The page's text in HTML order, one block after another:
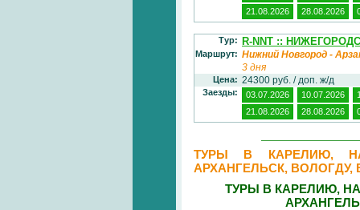
21.08.2026
28.08.2026
Тур: R-NNT ::
Маршрут: Нижний Новгород -
3 дня
Цена: 24300 руб. / доп. ж/д
Заезды: 03.07.2026 10.07.2026
21.08.2026
28.08.2026
ТУРЫ В КАРЕЛИЮ,
АРХАНГЕЛЬСК, ВОЛОГДУ,
ТУРЫ В КАРЕЛИЮ,